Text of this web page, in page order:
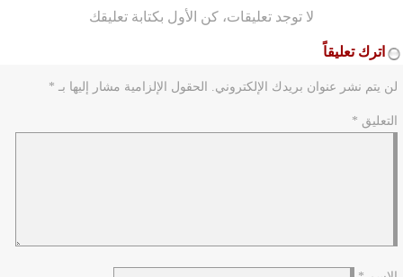
لا توجد تعليقات، كن الأول بكتابة تعليقك
اترك تعليقاً
لن يتم نشر عنوان بريدك الإلكتروني. الحقول الإلزامية مشار إليها بـ *
التعليق *